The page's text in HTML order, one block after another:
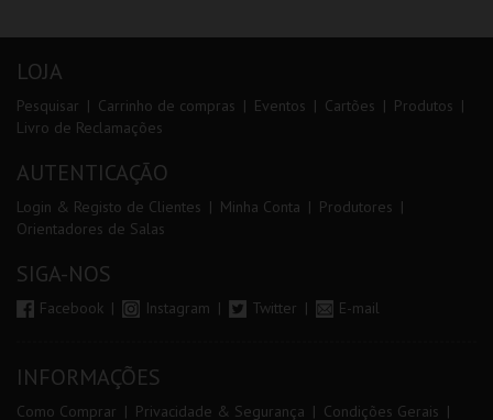
LOJA
Pesquisar Carrinho de compras Eventos Cartões
Produtos
Livro de Reclamações
AUTENTICAÇÃO
Login & Registo de Clientes Minha Conta
Produtores
Orientadores de Salas
SIGA-NOS
Facebook Instagram Twitter E-mail
INFORMAÇÕES
Como Comprar Privacidade & Segurança Condições Gerais